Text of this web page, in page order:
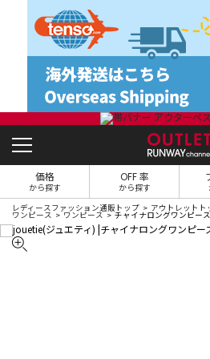
価格
から探す
OFF 率
から探す
レディースファッション通販トップ アウトレットト
ワンピース ワンピース チャイナロングワンピース